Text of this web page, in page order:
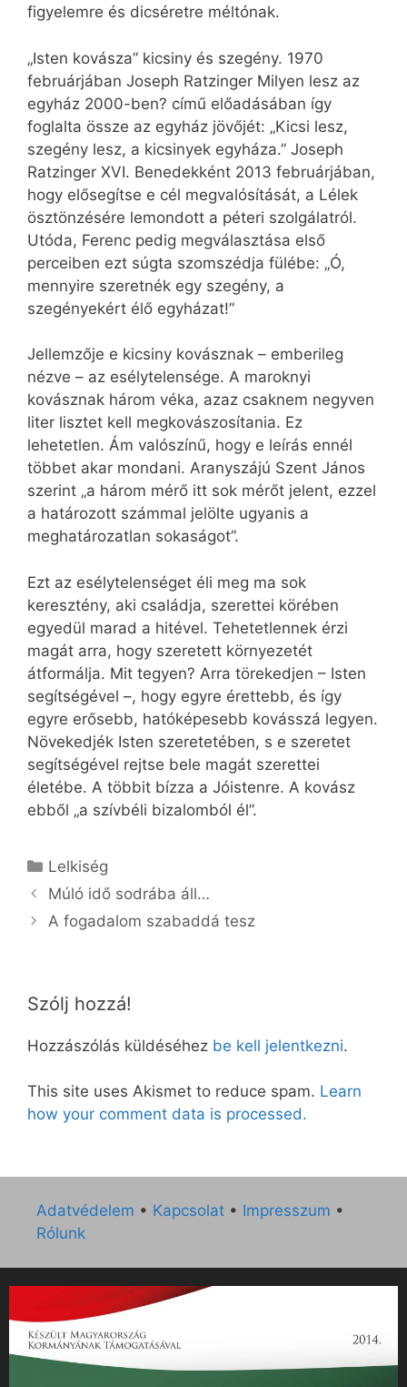
figyelemre és dicséretre méltónak.
„Isten kovásza” kicsiny és szegény. 1970
februárjában Joseph Ratzinger Milyen lesz az
egyház 2000-ben? című előadásában így
foglalta össze az egyház jövőjét: „Kicsi lesz,
szegény lesz, a kicsinyek egyháza.” Joseph
Ratzinger XVI. Benedekként 2013 februárjában,
hogy elősegítse e cél megvalósítását, a Lélek
ösztönzésére lemondott a péteri szolgálatról.
Utóda, Ferenc pedig megválasztása első
perceiben ezt súgta szomszédja fülébe: „Ó,
mennyire szeretnék egy szegény, a
szegényekért élő egyházat!”
Jellemzője e kicsiny kovásznak – emberileg
nézve – az esélytelensége. A maroknyi
kovásznak három véka, azaz csaknem negyven
liter lisztet kell megkovászosítania. Ez
lehetetlen. Ám valószínű, hogy e leírás ennél
többet akar mondani. Aranyszájú Szent János
szerint „a három mérő itt sok mérőt jelent, ezzel
a határozott számmal jelölte ugyanis a
meghatározatlan sokaságot”.
Ezt az esélytelenséget éli meg ma sok
keresztény, aki családja, szerettei körében
egyedül marad a hitével. Tehetetlennek érzi
magát arra, hogy szeretett környezetét
átformálja. Mit tegyen? Arra törekedjen – Isten
segítségével –, hogy egyre érettebb, és így
egyre erősebb, hatóképesebb kovásszá legyen.
Növekedjék Isten szeretetében, s e szeretet
segítségével rejtse bele magát szerettei
életébe. A többit bízza a Jóistenre. A kovász
ebből „a szívbéli bizalomból él”.
Kategória
Lelkiség
Múló idő sodrába áll…
A fogadalom szabaddá tesz
Szólj hozzá!
Hozzászólás küldéséhez be kell jelentkezni.
This site uses Akismet to reduce spam. Learn
how your comment data is processed.
Adatvédelem • Kapcsolat • Impresszum •
Rólunk